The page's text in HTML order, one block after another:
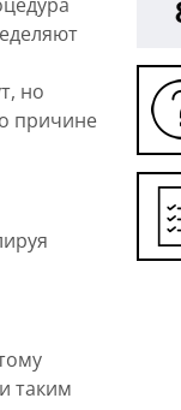
но
причине
таким